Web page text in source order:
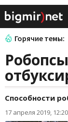
Горячие темы:
Способности
17 апреля 2019, 12:20